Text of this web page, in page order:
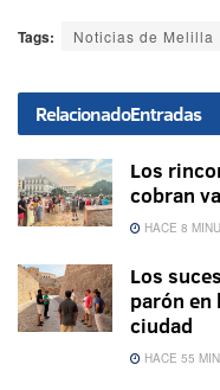
Tags: Noticias de Melilla
RelacionadoEntradas
Los
cobran
HACE 8
Los
parón
ciudad
HACE 55